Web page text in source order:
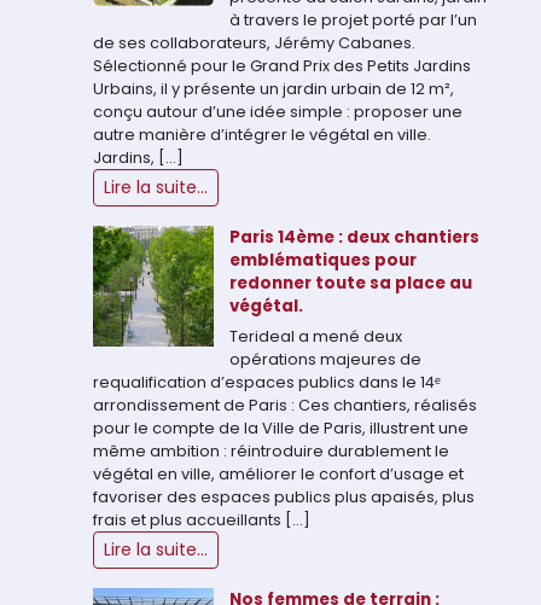
à travers le projet porté par l’un
de ses collaborateurs, Jérémy Cabanes.
Sélectionné pour le Grand Prix des Petits Jardins
Urbains, il y présente un jardin urbain de 12 m²,
conçu autour d’une idée simple : proposer une
autre manière d’intégrer le végétal en ville.
Jardins, […]
Lire la suite...
Paris 14ème : deux chantiers
emblématiques pour
redonner toute sa place au
végétal.
Terideal a mené deux
opérations majeures de
requalification d’espaces publics dans le 14ᵉ
arrondissement de Paris : Ces chantiers, réalisés
pour le compte de la Ville de Paris, illustrent une
même ambition : réintroduire durablement le
végétal en ville, améliorer le confort d’usage et
favoriser des espaces publics plus apaisés, plus
frais et plus accueillants […]
Lire la suite...
Nos femmes de terrain :